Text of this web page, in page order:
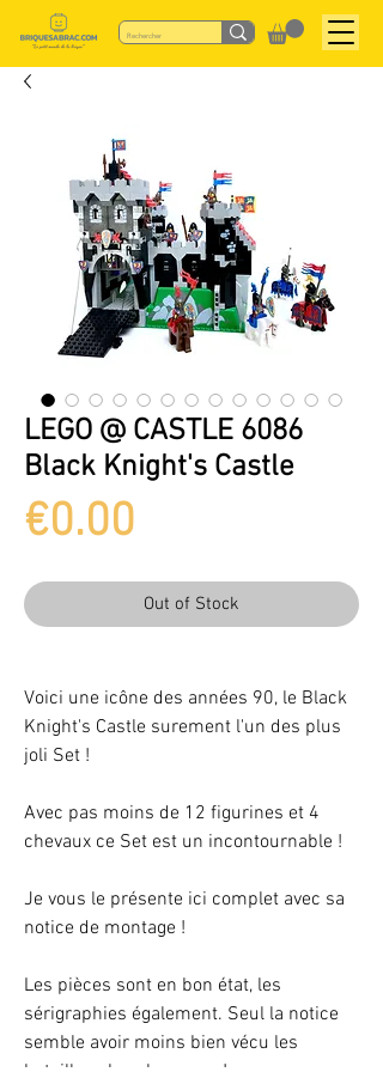
LEGO @ CASTLE 6086
Black Knight's Castle
€0.00
Out of Stock
Voici une icône des années 90, le Black
Knight's Castle surement l'un des plus
joli Set !
Avec pas moins de 12 figurines et 4
chevaux ce Set est un incontournable !
Je vous le présente ici complet avec sa
notice de montage !
Les pièces sont en bon état, les
sérigraphies également. Seul la notice
semble avoir moins bien vécu les